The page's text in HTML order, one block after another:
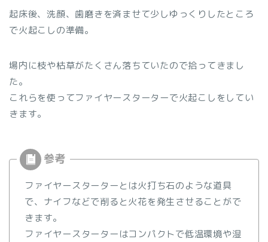
起床後、洗顔、歯磨きを済ませて少しゆっくりしたところ
で火起こしの準備。
場内に枝や枯草がたくさん落ちていたので拾ってきまし
た。
これらを使ってファイヤースターターで火起こしをしてい
きます。
ファイヤースターターとは火打ち石のような道具
で、ナイフなどで削ると火花を発生させることがで
きます。
ファイヤースターターはコンパクトで低温環境や湿